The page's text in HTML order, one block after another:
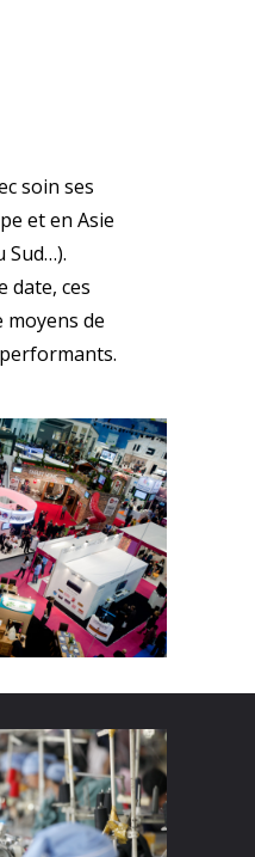
soin ses
et en Asie
Sud…).
date, ces
de